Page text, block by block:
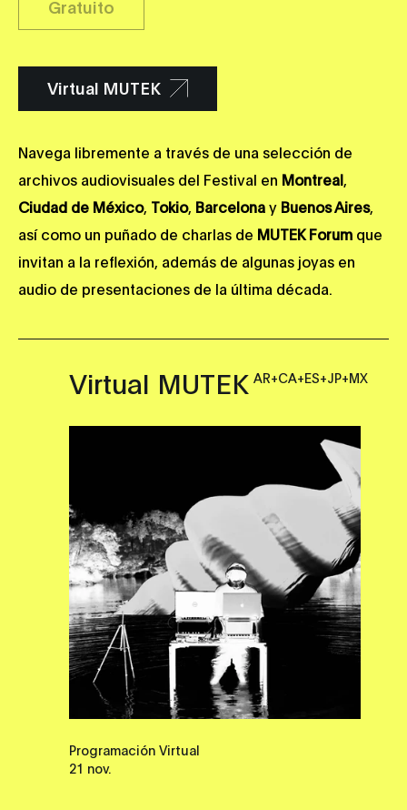
Gratuito
Virtual MUTEK
Navega libremente a través de una selección de
archivos audiovisuales del Festival en Montreal,
Ciudad de México, Tokio, Barcelonay Buenos Aires,
así como un puñado de charlas de MUTEK Forum que
invitan a la reflexión, además de algunas joyas en
audio de presentaciones de la última década.
Virtual MUTEK AR+CA+ES+JP+MX
Programación Virtual
21 nov.